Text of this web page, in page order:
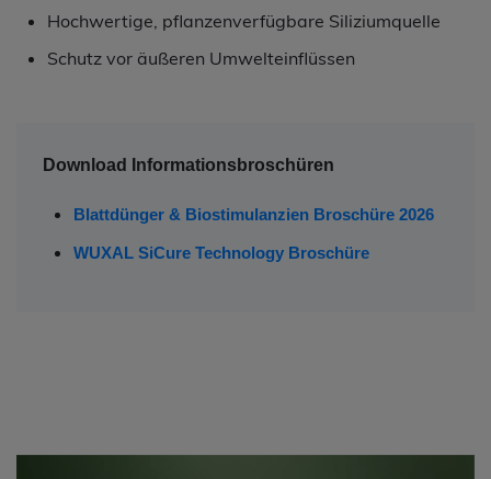
Hochwertige, pflanzenverfügbare Siliziumquelle
Schutz vor äußeren Umwelteinflüssen
Download Informationsbroschüren
Blattdünger & Biostimulanzien Broschüre 2026
WUXAL SiCure Technology Broschüre